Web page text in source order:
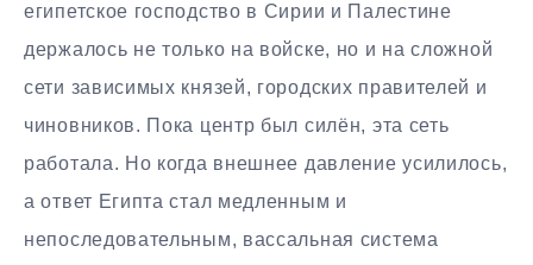
египетское господство в Сирии и Палестине
держалось не только на войске, но и на сложной
сети зависимых князей, городских правителей и
чиновников. Пока центр был силён, эта сеть
работала. Но когда внешнее давление усилилось,
а ответ Египта стал медленным и
непоследовательным, вассальная система